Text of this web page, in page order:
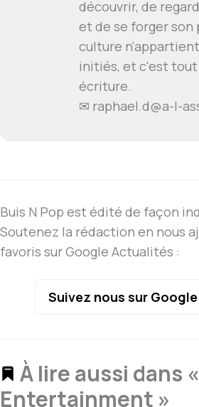
découvrir, de
et de se forger son
culture
initiés, et c'est tout
écriture.
✉ raphael.d@a-l-
Buis N Pop est édité de façon
Soutenez la rédaction en nous
favoris sur Google Actualités :
Suivez nous sur
À lire aussi dans
Entertainment »